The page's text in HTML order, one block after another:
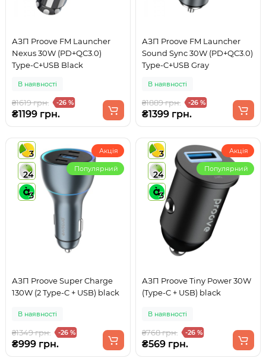
АЗП Proove FM Launcher
Nexus 30W (PD+QC3.0)
Type-C+USB Black
В наявності
₴1619 грн. -26 %
₴1199 грн.
АЗП Proove FM Launcher
Sound Sync 30W (PD+QC3.0)
Type-C+USB Gray
В наявності
₴1889 грн. -26 %
₴1399 грн.
3
24
3
Акція
Популярний
АЗП Proove Super Charge
130W (2 Type-C + USB) black
В наявності
₴1349 грн. -26 %
₴999 грн.
3
24
3
Акція
Популярний
АЗП Proove Tiny Power 30W
(Type-C + USB) black
В наявності
₴768 грн. -26 %
₴569 грн.